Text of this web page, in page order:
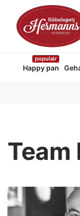
Happy pan
populair
Team